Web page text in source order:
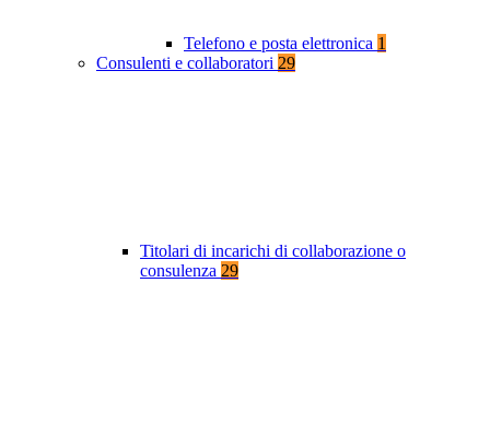
Telefono e posta elettronica 1
Consulenti e collaboratori 29
Titolari di incarichi di collaborazione o
consulenza 29